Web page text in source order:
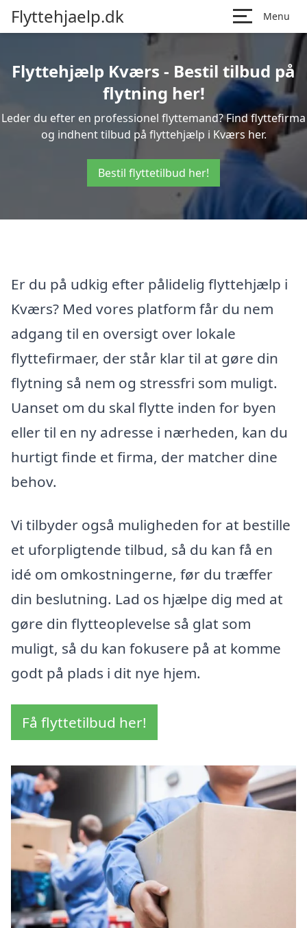
Flyttehjaelp.dk Menu
Flyttehjælp Kværs - Bestil tilbud på
flytning her!
Leder du efter en professionel flyttemand? Find flyttefirma
og indhent tilbud på flyttehjælp i Kværs her.
Bestil flyttetilbud her!
Er du på udkig efter pålidelig flyttehjælp i
Kværs? Med vores platform får du nem
adgang til en oversigt over lokale
flyttefirmaer, der står klar til at gøre din
flytning så nem og stressfri som muligt.
Uanset om du skal flytte inden for byen
eller til en ny adresse i nærheden, kan du
hurtigt finde et firma, der matcher dine
behov.
Vi tilbyder også muligheden for at bestille
et uforpligtende tilbud, så du kan få en
idé om omkostningerne, før du træffer
din beslutning. Lad os hjælpe dig med at
gøre din flytteoplevelse så glat som
muligt, så du kan fokusere på at komme
godt på plads i dit nye hjem.
Få flyttetilbud her!